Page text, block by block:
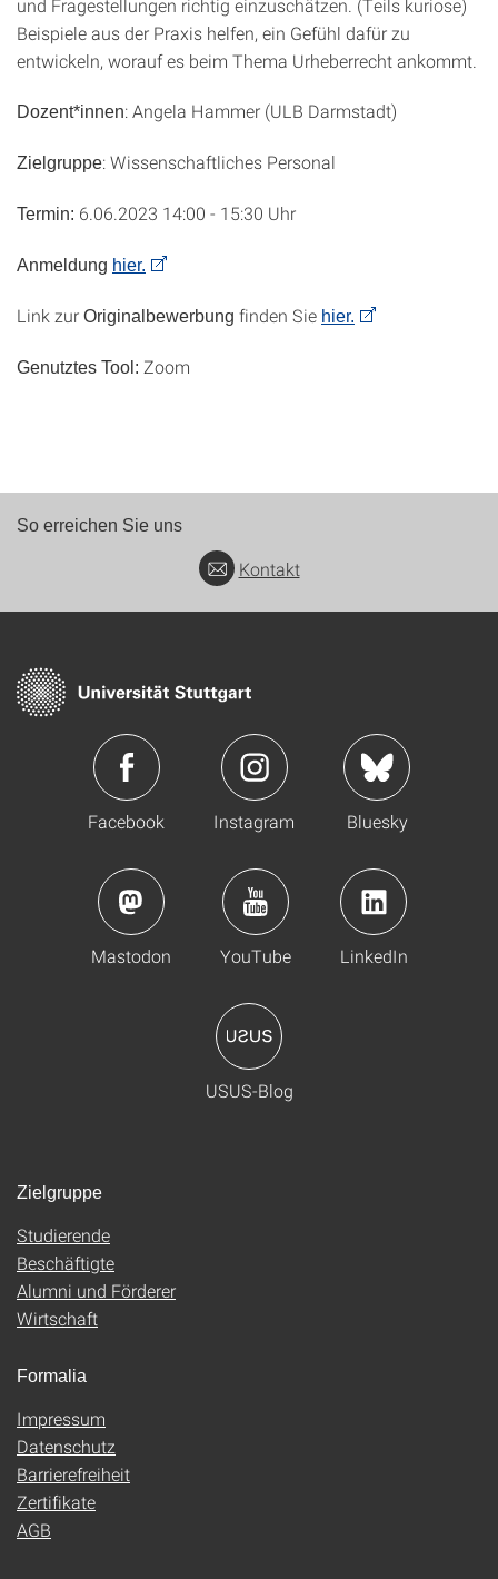
und Fragestellungen richtig einzuschätzen. (Teils kuriose)
Beispiele aus der Praxis helfen, ein Gefühl dafür zu
entwickeln, worauf es beim Thema Urheberrecht ankommt.
Dozent*innen: Angela Hammer (ULB Darmstadt)
Zielgruppe: Wissenschaftliches Personal
Termin: 6.06.2023 14:00 - 15:30 Uhr
Anmeldung hier.
Link zur Originalbewerbung finden Sie hier.
Genutztes Tool: Zoom
So erreichen Sie uns
Kontakt
Facebook Instagram Bluesky
Mastodon YouTube LinkedIn
USUS-Blog
Zielgruppe
Studierende
Beschäftigte
Alumni und Förderer
Wirtschaft
Formalia
Impressum
Datenschutz
Barrierefreiheit
Zertifikate
AGB